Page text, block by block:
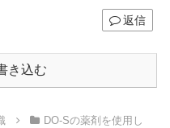
返信
き込む
DO-Sの薬剤を使用し